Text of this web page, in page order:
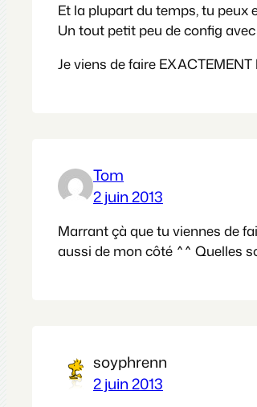
Et la plupart du temps, tu peux
Un tout petit peu de config
Je viens de faire
Tom
2 juin 2013
Marrant çà que tu viennes de
aussi de mon côté ^^ Quelles
soyphrenn
2 juin 2013